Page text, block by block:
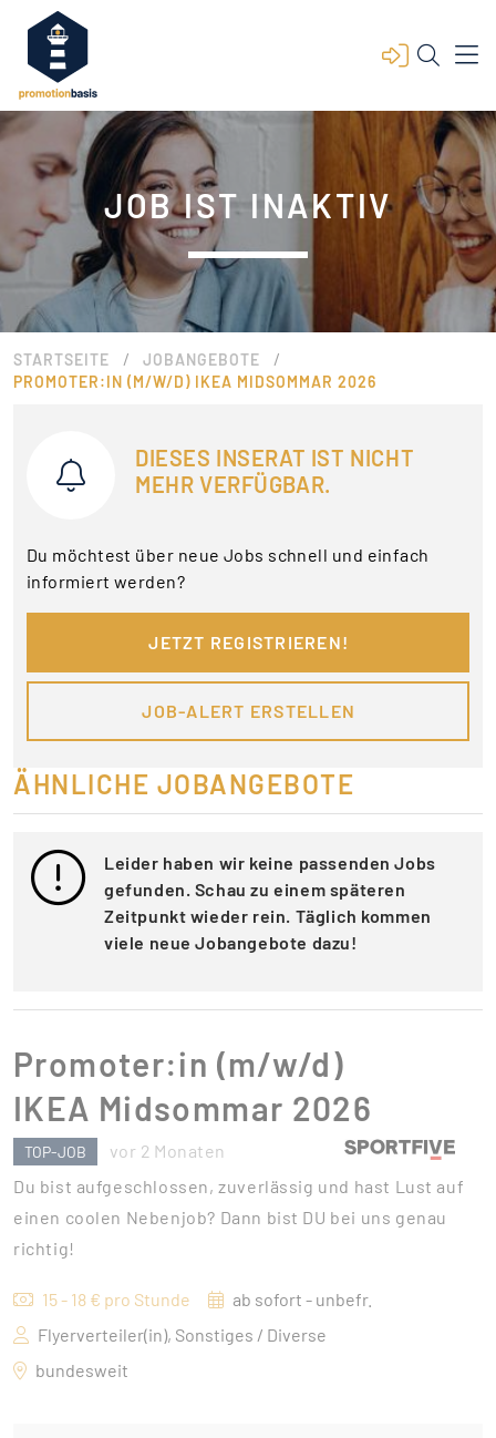
JOB IST INAKTIV
STARTSEITE / JOBANGEBOTE /
PROMOTER:IN (M/W/D) IKEA MIDSOMMAR 2026
DIESES INSERAT IST NICHT
MEHR VERFÜGBAR.
Du möchtest über neue Jobs schnell und einfach
informiert werden?
JETZT REGISTRIEREN!
JOB-ALERT ERSTELLEN
ÄHNLICHE JOBANGEBOTE
Leider haben wir keine passenden Jobs
gefunden. Schau zu einem späteren
Zeitpunkt wieder rein. Täglich kommen
viele neue Jobangebote dazu!
Promoter:in (m/w/d)
IKEA Midsommar 2026
TOP-JOB
vor 2 Monaten
Du bist aufgeschlossen, zuverlässig und hast Lust auf
einen coolen Nebenjob? Dann bist DU bei uns genau
richtig!
15 - 18 € pro Stunde
ab sofort - unbefr.
Flyerverteiler(in), Sonstiges / Diverse
bundesweit